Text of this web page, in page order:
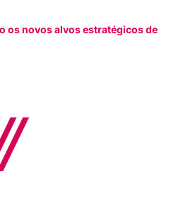
os novos alvos estratégicos de